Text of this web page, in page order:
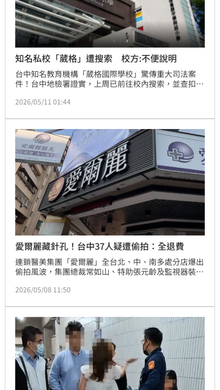
知名私校「葳格」遭搜索 校方:不便說明
台中知名教育機構「葳格國際學校」驚傳重大司法案
件！台中地檢署證實，上周已前往校內搜索，並查扣一
辦人袁昶平之妻）涉嫌收受回扣、做假帳掏空校產，是
2026/05/11 01:44
愛爾麗藏針孔！台中37人疑遭偷拍：全退費
連鎖醫美集團「愛爾麗」全台北、中、南多處分店爆出
偷拍風波，集團總裁常如山、特助張元齡及監視器裝設
已有37名消費者懷疑自己遭偷拍，向消保官申訴要求愛
2026/05/08 11:50